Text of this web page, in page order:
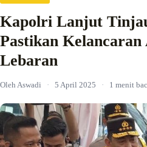
Kapolri Lanjut
Pastikan
Lebaran
Oleh Aswadi · 5 April 2025 · 1 menit